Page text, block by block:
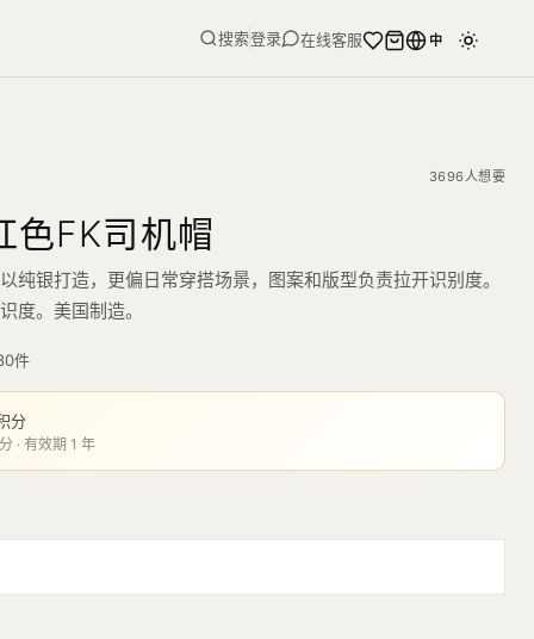
搜索登录 在线客服 中
3696人想要
色FK司机帽
纯银打造，更偏日常穿搭场景，图案和版型负责拉开识别度。
度。美国制造。
件
分
· 有效期 1 年